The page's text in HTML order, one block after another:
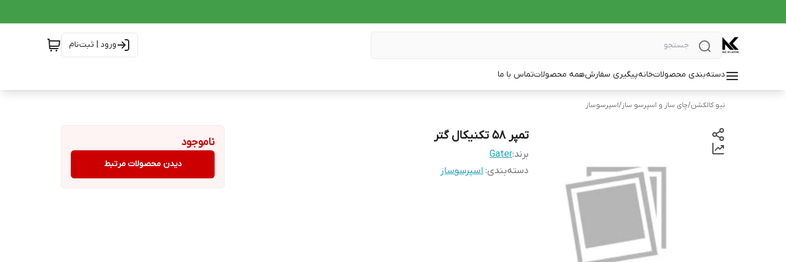
ورود | ثبت‌نام
دسته‌بندی محصولاتخانهپیگیری سفارشهمه محصولاتتماس با ما
نیو کالکشن/چای ساز و اسپرسو ساز/اسپرسوساز
تمپر ۵۸ تکنیکال گتر
برند:Gater
دسته‌بندی: اسپرسوساز
ناموجود
دیدن محصولات مرتبط